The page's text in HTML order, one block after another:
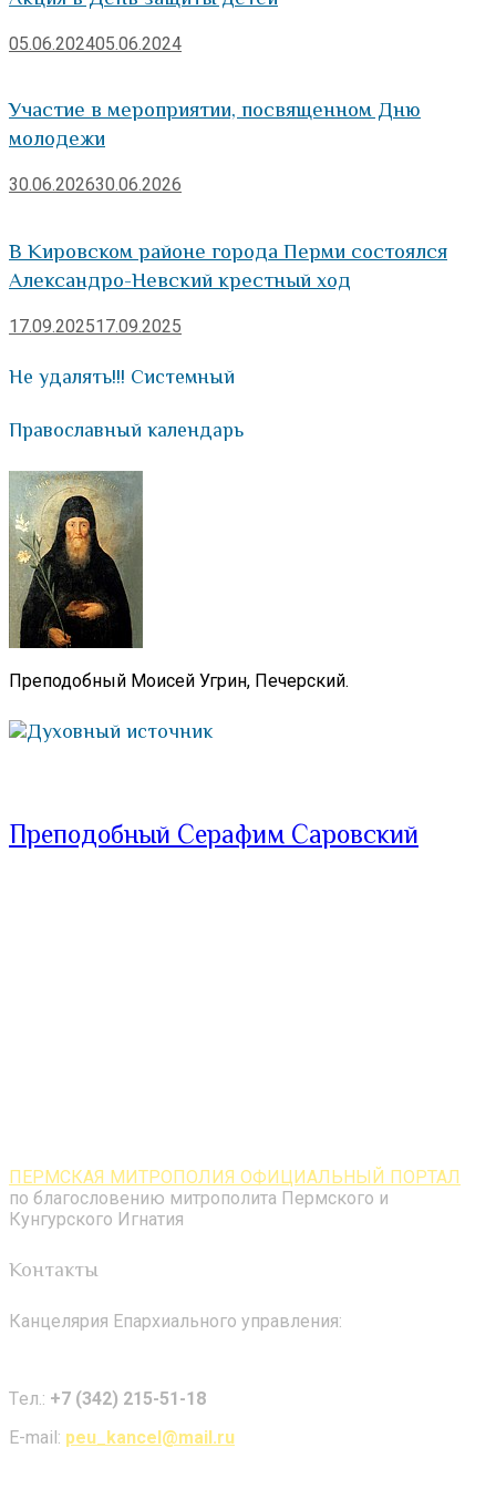
05.06.202405.06.2024
Участие в мероприятии, посвященном Дню
молодежи
30.06.202630.06.2026
В Кировском районе города Перми состоялся
Александро-Невский крестный ход
17.09.202517.09.2025
Не удалять!!! Системный
Православный календарь
Преподобный Моисей Угрин, Печерский.
Духовный источник
Преподобный Серафим Саровский
ПЕРМСКАЯ МИТРОПОЛИЯ ОФИЦИАЛЬНЫЙ ПОРТАЛ
по благословению митрополита Пермского и
Кунгурского Игнатия
Контакты
Канцелярия Епархиального управления:
Tел.: +7 (342) 215-51-18
E-mail: peu_kancel@mail.ru